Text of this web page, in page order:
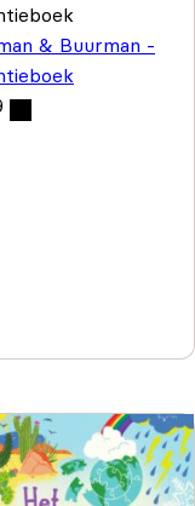
& Buurman -